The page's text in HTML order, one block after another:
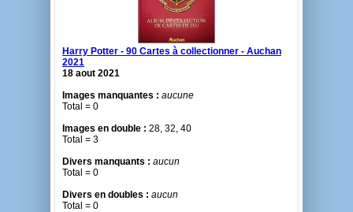
Harry Potter - 90 Cartes à collectionner - Auchan
2021
18 aout 2021
Images manquantes : aucune
Total = 0
Images en double : 28, 32, 40
Total = 3
Divers manquants : aucun
Total = 0
Divers en doubles : aucun
Total = 0